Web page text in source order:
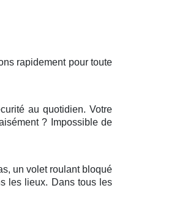
rapidement pour toute
au quotidien. Votre
? Impossible de
un volet roulant bloqué
les lieux. Dans tous les